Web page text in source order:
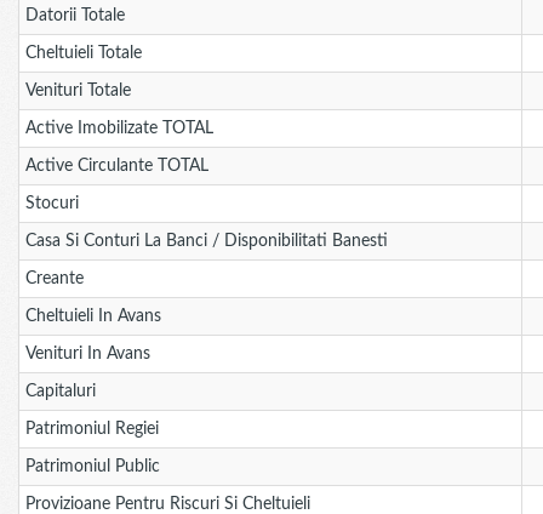
Datorii Totale
Cheltuieli Totale
Venituri Totale
Active Imobilizate TOTAL
Active Circulante TOTAL
Stocuri
Casa Si Conturi La Banci / Disponibilitati Banesti
Creante
Cheltuieli In Avans
Venituri In Avans
Capitaluri
Patrimoniul Regiei
Patrimoniul Public
Provizioane Pentru Riscuri Si Cheltuieli